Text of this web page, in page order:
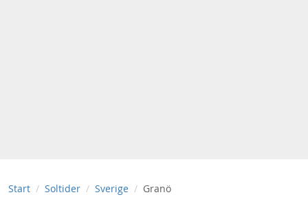
Start Soltider Sverige Granö